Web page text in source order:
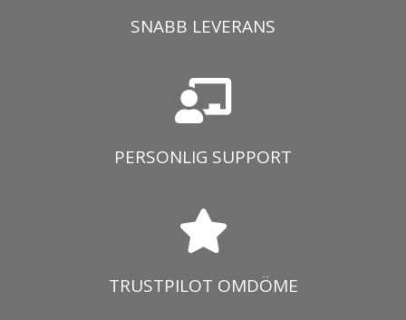
SNABB LEVERANS
PERSONLIG SUPPORT
TRUSTPILOT OMDÖME